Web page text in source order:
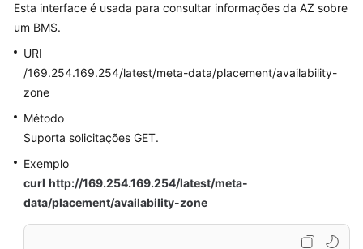
Esta interface é usada para consultar informações da AZ sobre
um BMS.
URI
/169.254.169.254/latest/meta-data/placement/availability-
zone
Método
Suporta solicitações GET.
Exemplo
curl http://169.254.169.254/latest/meta-
data/placement/availability-zone